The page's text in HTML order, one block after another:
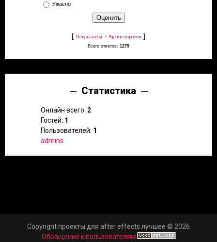
Ужасно
[ Результаты · Архив опросов ]
Всего ответов: 1279
Статистика
Онлайн всего: 2
Гостей: 1
Пользователей: 1
admins
Copyright проекты для after effects лучшее © 2026
Обращение к пользователям